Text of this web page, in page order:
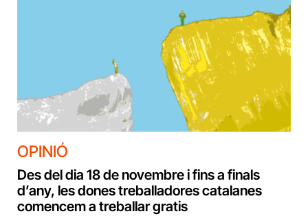
OPINIÓ
Des del dia 18 de novembre i fins a finals
d’any, les dones treballadores catalanes
comencem a treballar gratis